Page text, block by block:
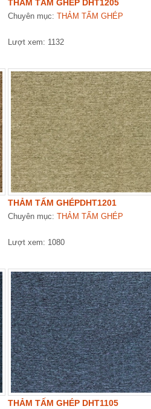
THẢM TẤM GHÉP DHT1205
Chuyên mục:THẢM TẤM GHÉP
Lượt xem: 1132
THẢM TẤM GHÉPDHT1201
Chuyên mục:THẢM TẤM GHÉP
Lượt xem: 1080
THẢM TẤM GHÉP DHT1105